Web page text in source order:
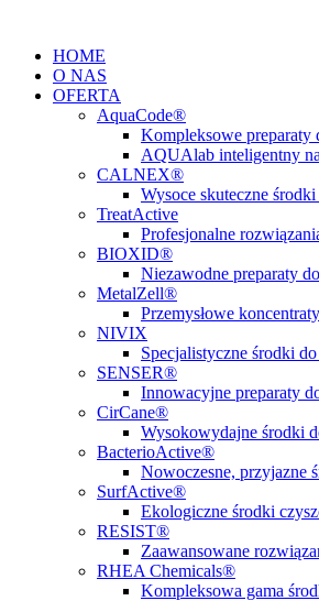
treści
HOME
O NAS
OFERTA
AquaCode®
Kompleksowe preparaty
AQUAlab inteligentny
CALNEX®
Wysoce skuteczne
TreatActive
Profesjonalne
BIOXID®
Niezawodne preparaty
MetalZell®
Przemysłowe
NIVIX
Specjalistyczne środki
SENSER®
Innowacyjne preparaty
CirCane®
Wysokowydajne środki
BacterioActive®
Nowoczesne, przyjazne
SurfActive®
Ekologiczne środki
RESIST®
Zaawansowane
RHEA Chemicals®
Kompleksowa gama